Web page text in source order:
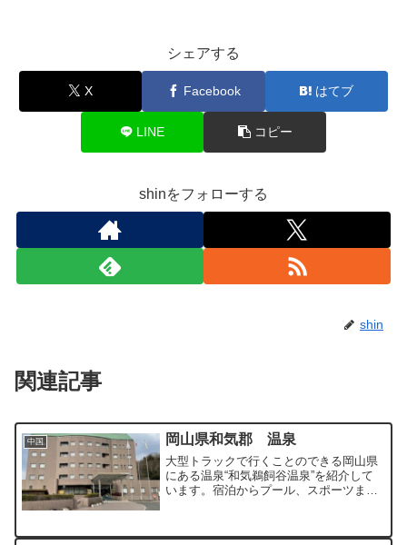
シェアする
X Facebook はてブ
LINE コピー
shinをフォローする
shin
関連記事
中国 岡山県和気郡 温泉
大型トラックで行くことのできる岡山県
にある温泉“和気鵜飼谷温泉”を紹介して
います。宿泊からプール、スポーツまで